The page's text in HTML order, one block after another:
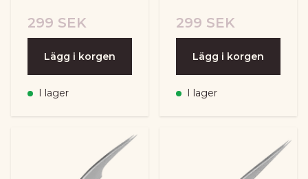
299 SEK
Lägg i korgen
I lager
299 SEK
Lägg i korgen
I lager